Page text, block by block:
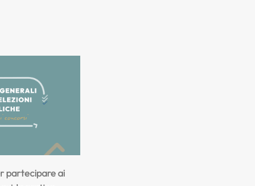
partecipare ai